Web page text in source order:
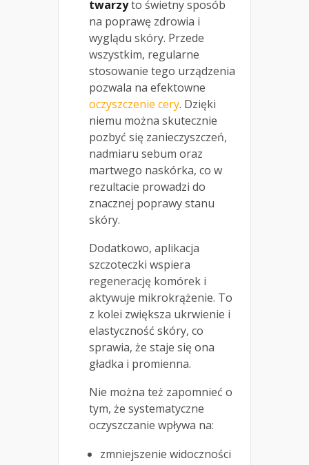
twarzyto świetny sposób
na poprawę zdrowia i
wyglądu skóry. Przede
wszystkim, regularne
stosowanie tego urządzenia
pozwala na efektowne
oczyszczenie cery. Dzięki
niemu można skutecznie
pozbyć się zanieczyszczeń,
nadmiaru sebum oraz
martwego naskórka, co w
rezultacie prowadzi do
znacznej poprawy stanu
skóry.
Dodatkowo, aplikacja
szczoteczki wspiera
regenerację komórek i
aktywuje mikrokrążenie. To
z kolei zwiększa ukrwienie i
elastyczność skóry, co
sprawia, że staje się ona
gładka i promienna.
Nie można też zapomnieć o
tym, że systematyczne
oczyszczanie wpływa na:
zmniejszenie widoczności